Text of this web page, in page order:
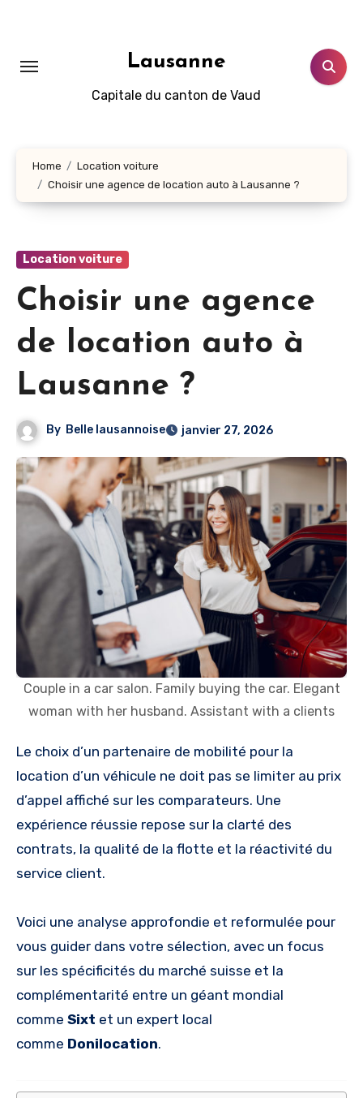
Lausanne
Capitale du canton de Vaud
Home
Location voiture
Choisir une agence de location auto à Lausanne ?
Location voiture
Choisir une agence
de location auto à
Lausanne ?
By Belle lausannoise janvier 27, 2026
Couple in a car salon. Family buying the car. Elegant
woman with her husband. Assistant with a clients
Le choix d’un partenaire de mobilité pour la
location d’un véhicule ne doit pas se limiter au prix
d’appel affiché sur les comparateurs. Une
expérience réussie repose sur la clarté des
contrats, la qualité de la flotte et la réactivité du
service client.
Voici une analyse approfondie et reformulée pour
vous guider dans votre sélection, avec un focus
sur les spécificités du marché suisse et la
complémentarité entre un géant mondial
comme Sixt et un expert local
comme Donilocation.